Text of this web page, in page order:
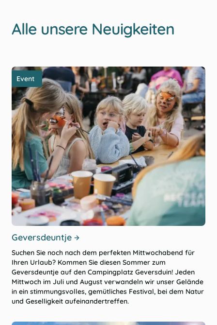
Alle unsere Neuigkeiten
Event
Geversdeuntje
Suchen Sie noch nach dem perfekten Mittwochabend für
Ihren Urlaub? Kommen Sie diesen Sommer zum
Geversdeuntje auf den Campingplatz Geversduin! Jeden
Mittwoch im Juli und August verwandeln wir unser Gelände
in ein stimmungsvolles, gemütliches Festival, bei dem Natur
und Geselligkeit aufeinandertreffen.